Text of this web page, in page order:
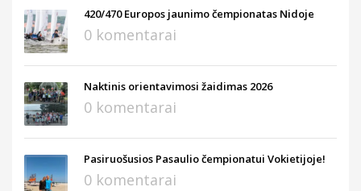
420/470 Europos jaunimo čempionatas Nidoje
0 komentarai
Naktinis orientavimosi žaidimas 2026
0 komentarai
Pasiruošusios Pasaulio čempionatui Vokietijoje!
0 komentarai